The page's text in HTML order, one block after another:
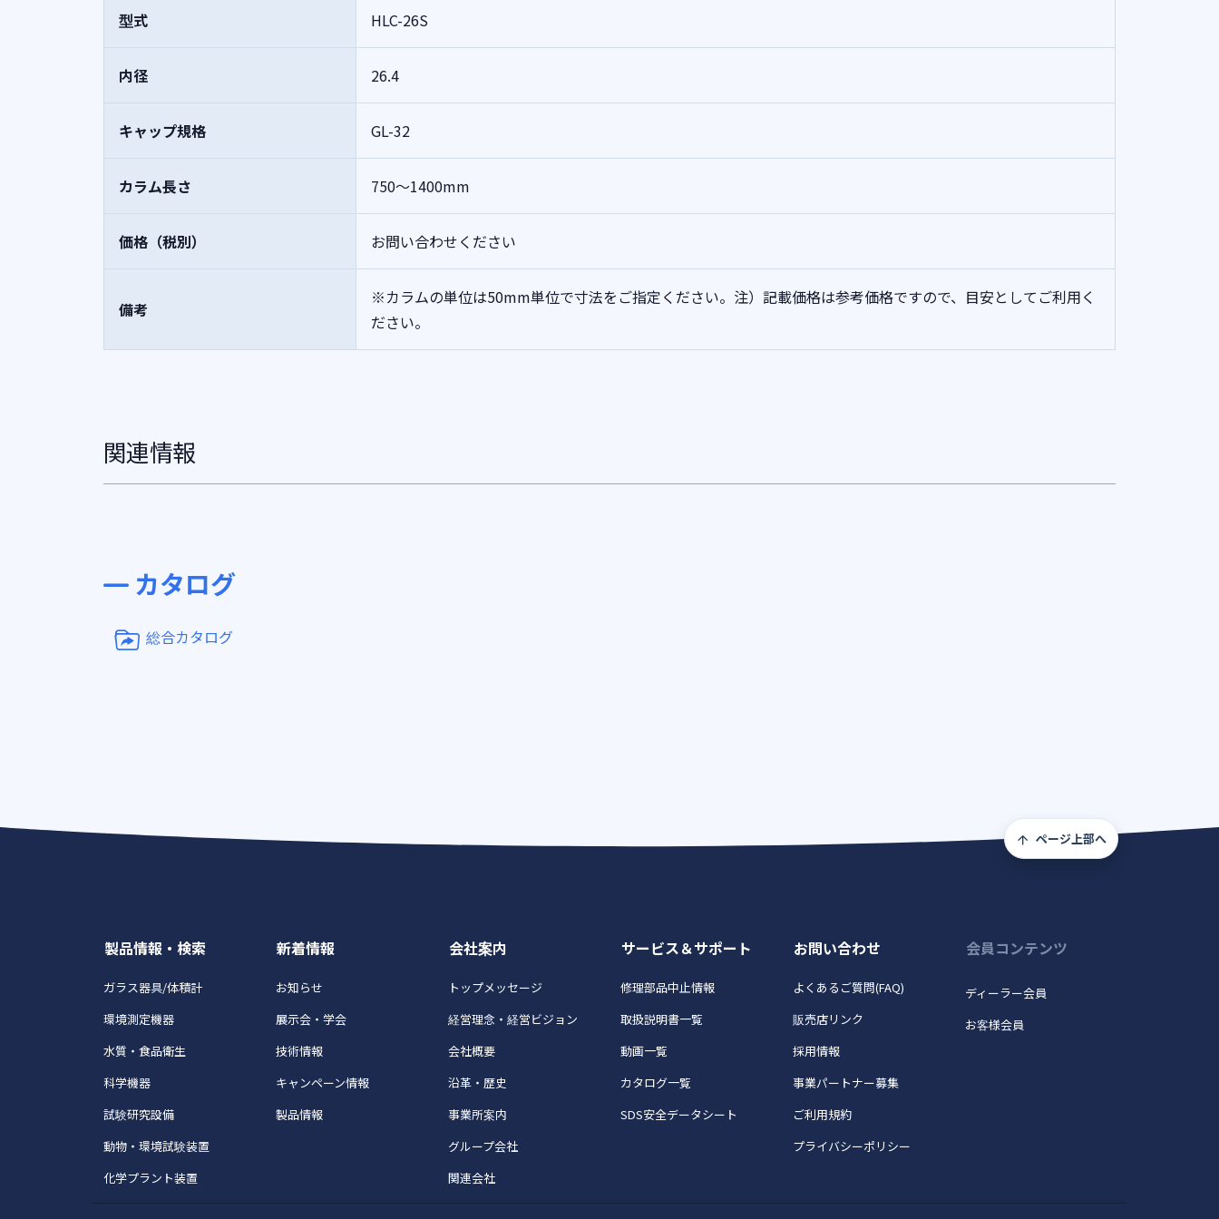
型式 HLC-26S
内径 26.4
キャップ規格 GL-32
カラム長さ 750～1400mm
価格（税別） お問い合わせください
備考
※カラムの単位は50mm単位で寸法をご指定ください。注）記載価格は参考価格ですので、目安としてご利用く
ださい。
関連情報
カタログ
総合カタログ
ページ上部へ
製品情報・検索
ガラス器具/体積計
環境測定機器
水質・食品衛生
科学機器
試験研究設備
動物・環境試験装置
化学プラント装置
新着情報
お知らせ
展示会・学会
技術情報
キャンペーン情報
製品情報
会社案内
トップメッセージ
経営理念・経営ビジョン
会社概要
沿革・歴史
事業所案内
グループ会社
関連会社
サービス＆サポート
修理部品中止情報
取扱説明書一覧
動画一覧
カタログ一覧
SDS安全データシート
お問い合わせ
よくあるご質問(FAQ)
販売店リンク
採用情報
事業パートナー募集
ご利用規約
プライバシーポリシー
会員コンテンツ
ディーラー会員
お客様会員